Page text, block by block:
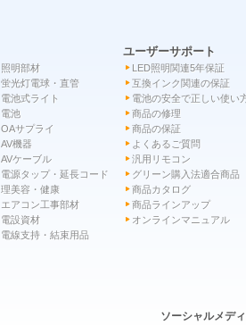
照明部材
蛍光灯電球・直管
電池式ライト
電池
OAサプライ
AV機器
AVケーブル
電源タップ・延長コード
理美容・健康
エアコン工事部材
電設資材
電線支持・結束用品
ユーザーサポート
LED照明関連5年保証
互換インク関連の保証
電池の安全で正しい使い
商品の修理
商品の保証
よくあるご質問
汎用リモコン
グリーン購入法適合商品
商品カタログ
商品ラインアップ
オンラインマニュアル
ソーシャルメデ